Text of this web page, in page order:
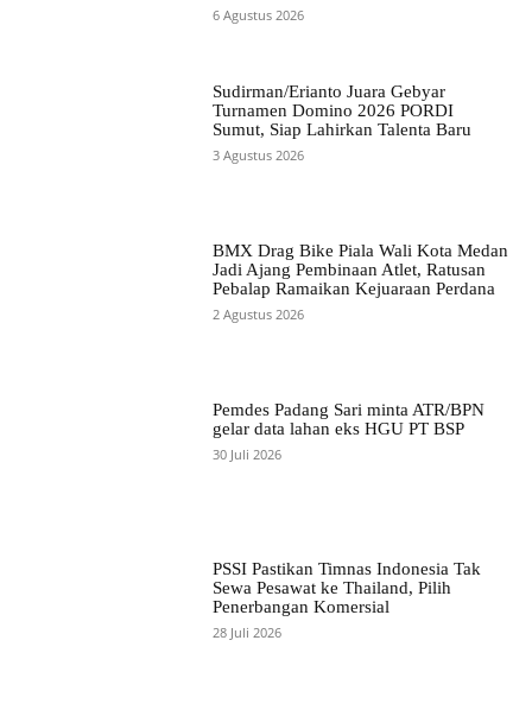
6 Agustus 2026
Sudirman/Erianto Juara Gebyar
Turnamen Domino 2026 PORDI
Sumut, Siap Lahirkan Talenta Baru
3 Agustus 2026
BMX Drag Bike Piala Wali Kota Medan
Jadi Ajang Pembinaan Atlet, Ratusan
Pebalap Ramaikan Kejuaraan Perdana
2 Agustus 2026
Pemdes Padang Sari minta ATR/BPN
gelar data lahan eks HGU PT BSP
30 Juli 2026
PSSI Pastikan Timnas Indonesia Tak
Sewa Pesawat ke Thailand, Pilih
Penerbangan Komersial
28 Juli 2026